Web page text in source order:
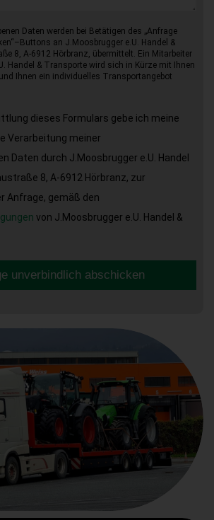
Daten werden bei Betätigen des „Anfrage
an J.Moosbrugger e.U. Handel &
8, A-6912 Hörbranz, übermittelt. Ein Mitarbeiter
Handel & Transporte wird sich in Kürze mit Ihnen
Ihnen ein individuelles Transportangebot
dieses Formulars gebe ich meine
Verarbeitung meiner
Daten durch J.Moosbrugger e.U. Handel
8, A-6912 Hörbranz, zur
Anfrage, gemäß den
von J.Moosbrugger e.U. Handel &
unverbindlich abschicken